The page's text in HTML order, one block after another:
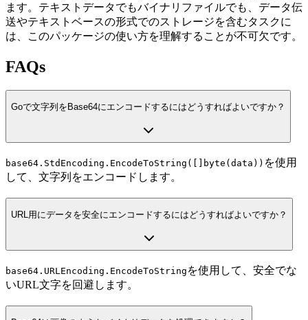
ます。テキストデータでもバイナリファイルでも、データ伝
送やテキストベースの形式でのストレージを含むタスクに
は、このパッケージの使い方を理解することが不可欠です。
FAQs
Goで文字列をBase64にエンコードするにはどうすればよいですか？
base64.StdEncoding.EncodeToString([]byte(data)) を使用
して、文字列をエンコードします。
URL用にデータを安全にエンコードするにはどうすればよいですか？
base64.URLEncoding.EncodeToString を使用して、安全でな
いURL文字を回避します。